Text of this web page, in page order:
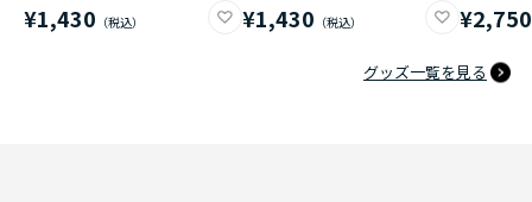
¥1,430 ¥1,430 ¥2,750
グッズ一覧を見る